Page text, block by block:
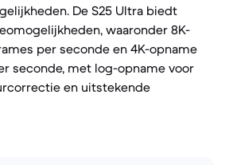
De S25 Ultra biedt
waaronder 8K-
per seconde en 4K-opname
seconde, met log-opname voor
en uitstekende